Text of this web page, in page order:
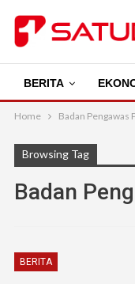
BERITA
Home Badan Pengawas
Browsing Tag
Badan
BERITA